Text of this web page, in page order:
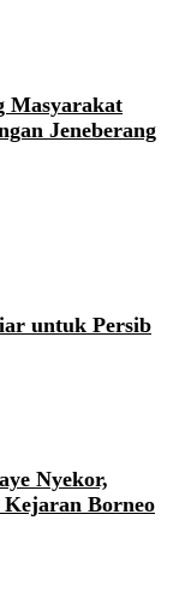
Masyarakat
Jeneberang
untuk Persib
Nyekor,
Borneo